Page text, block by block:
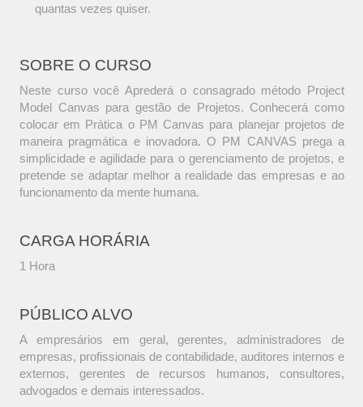
quantas vezes quiser.
SOBRE O CURSO
Neste curso você Aprederá o consagrado método Project
Model Canvas para gestão de Projetos. Conhecerá como
colocar em Prática o PM Canvas para planejar projetos de
maneira pragmática e inovadora. O PM CANVAS prega a
simplicidade e agilidade para o gerenciamento de projetos, e
pretende se adaptar melhor a realidade das empresas e ao
funcionamento da mente humana.
CARGA HORÁRIA
1 Hora
PÚBLICO ALVO
A empresários em geral, gerentes, administradores de
empresas, profissionais de contabilidade, auditores internos e
externos, gerentes de recursos humanos, consultores,
advogados e demais interessados.